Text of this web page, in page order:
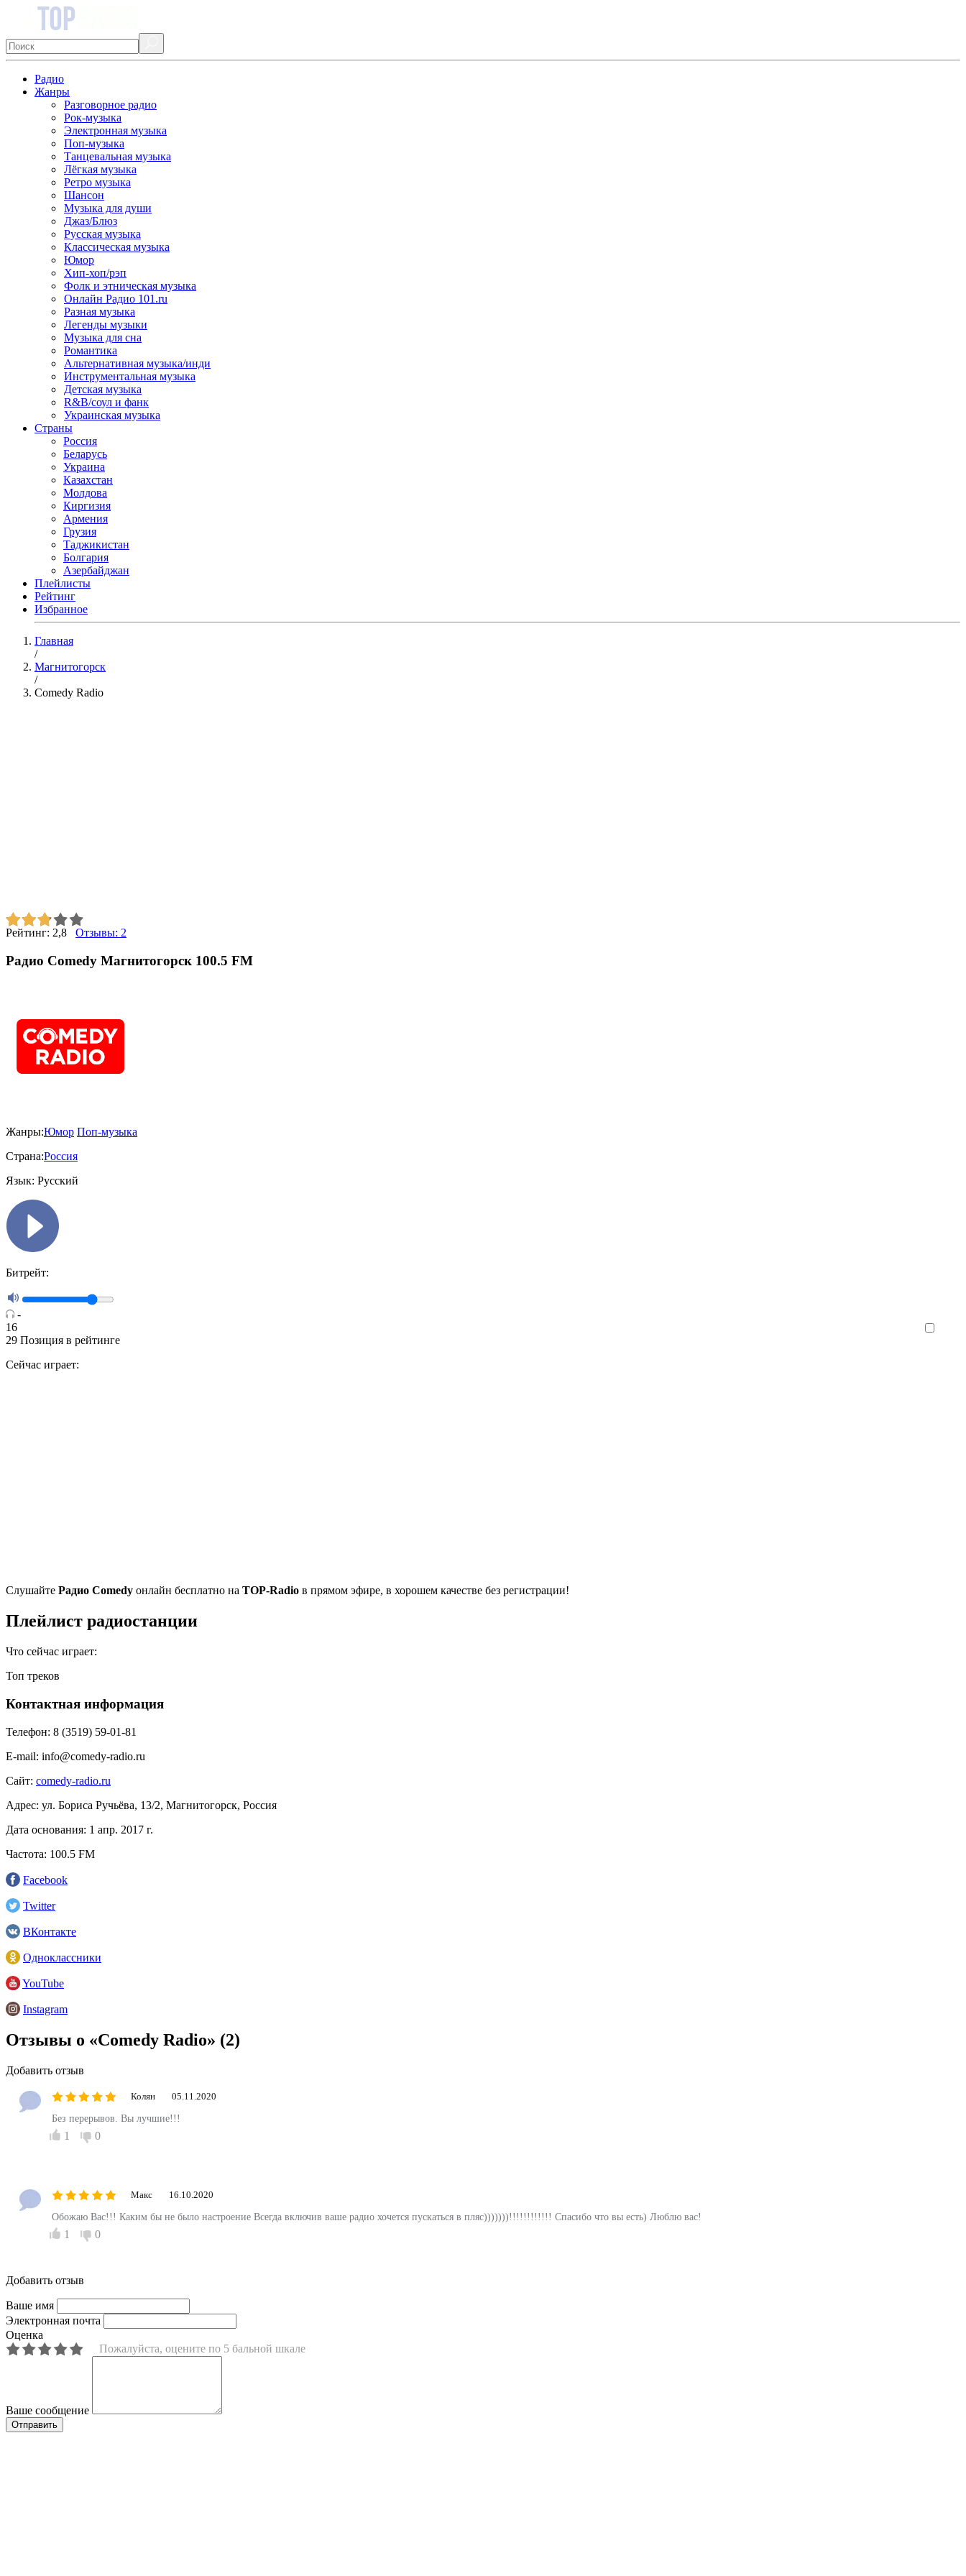
Радио
Жанры
Разговорное радио
Рок-музыка
Электронная музыка
Поп-музыка
Танцевальная музыка
Лёгкая музыка
Ретро музыка
Шансон
Музыка для души
Джаз/Блюз
Русская музыка
Классическая музыка
Юмор
Хип-хоп/рэп
Фолк и этническая музыка
Онлайн Радио 101.ru
Разная музыка
Легенды музыки
Музыка для сна
Романтика
Альтернативная музыка/инди
Инструментальная музыка
Детская музыка
R&B/cоул и фанк
Украинская музыка
Страны
Россия
Беларусь
Украина
Казахстан
Молдова
Киргизия
Армения
Грузия
Таджикистан
Болгария
Азербайджан
Плейлисты
Рейтинг
Избранное
Главная
/
Магнитогорск
/
Comedy Radio
Рейтинг: 2,8 Отзывы: 2
Радио Comedy Магнитогорск 100.5 FM
Жанры:Юмор Поп-музыка
Страна:Россия
Язык: Русский
Битрейт:
-
16
29 Позиция в рейтинге
Сейчас играет:
Cлушайте Радио Comedy онлайн бесплатно на TOP-Radio в прямом эфире, в хорошем качестве без регистрации!
Плейлист радиостанции
Что сейчас играет:
Топ треков
Контактная информация
Телефон: 8 (3519) 59-01-81
E-mail: info@comedy-radio.ru
Сайт: comedy-radio.ru
Адрес: ул. Бориса Ручьёва, 13/2, Магнитогорск, Россия
Дата основания: 1 апр. 2017 г.
Частота: 100.5 FM
Facebook
Twitter
ВКонтакте
Одноклассники
YouTube
Instagram
Отзывы о «Comedy Radio» (2)
Добавить отзыв
Колян 05.11.2020
Без перерывов. Вы лучшие!!!
1 0
Макс 16.10.2020
Обожаю Вас!!! Каким бы не было настроение Всегда включив ваше радио хочется пускаться в пляс)))))))!!!!!!!!!!!! Спасибо что вы есть) Люблю вас!
1 0
Добавить отзыв
Ваше имя
Электронная почта
Оценка
Пожалуйста, оцените по 5 бальной шкале
Ваше сообщение